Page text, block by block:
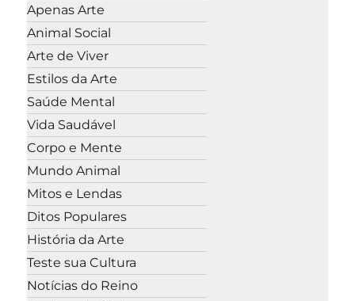
Apenas Arte
Animal Social
Arte de Viver
Estilos da Arte
Saúde Mental
Vida Saudável
Corpo e Mente
Mundo Animal
Mitos e Lendas
Ditos Populares
História da Arte
Teste sua Cultura
Notícias do Reino